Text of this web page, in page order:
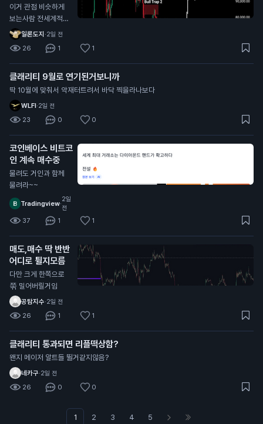
이거 관점 비슷하게
보는사람 전세계적으
로 너무 많던데
일론도지 ·2일 전
26 1 1
클래리티 9월로 연기된거보니까
딱 10월에 맞춰서 악재터트려서 바닥 찍을라나보다
WLFI·2일 전
23 0 0
코인베이스 비트코
인 계속 매수중
물려도 거인과 함께
물려라~~
Tradingview·
2일
전
37 1 1
매도,매수 딱 반반
어디로 튈지모름
다만 크게 한쪽으로
쭊 밀어버릴거임
공탐지수·2일 전
26 1 1
클래리티 통과되면 리플떡상함?
왠지 메이저 알트들 뛸거같지않음?
네카구·2일 전
26 0 0
1 2 3 4 5